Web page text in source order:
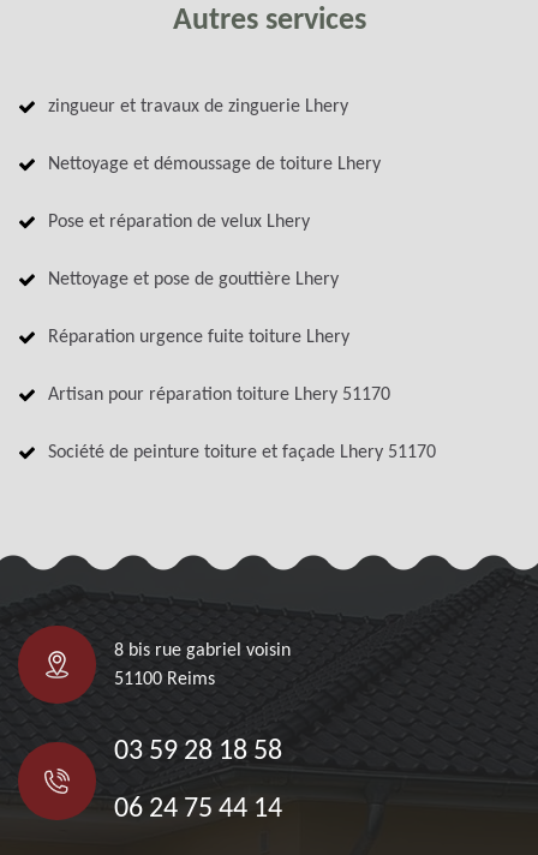
Autres services
zingueur et travaux de zinguerie Lhery
Nettoyage et démoussage de toiture Lhery
Pose et réparation de velux Lhery
Nettoyage et pose de gouttière Lhery
Réparation urgence fuite toiture Lhery
Artisan pour réparation toiture Lhery 51170
Société de peinture toiture et façade Lhery 51170
8 bis rue gabriel voisin
51100 Reims
03 59 28 18 58
06 24 75 44 14